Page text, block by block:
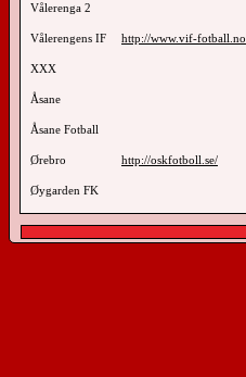
Vålerenga 2
Vålerengens IF http://www.vif-fotball.no
XXX
Åsane
Åsane Fotball
Ørebro http://oskfotboll.se/
Øygarden FK